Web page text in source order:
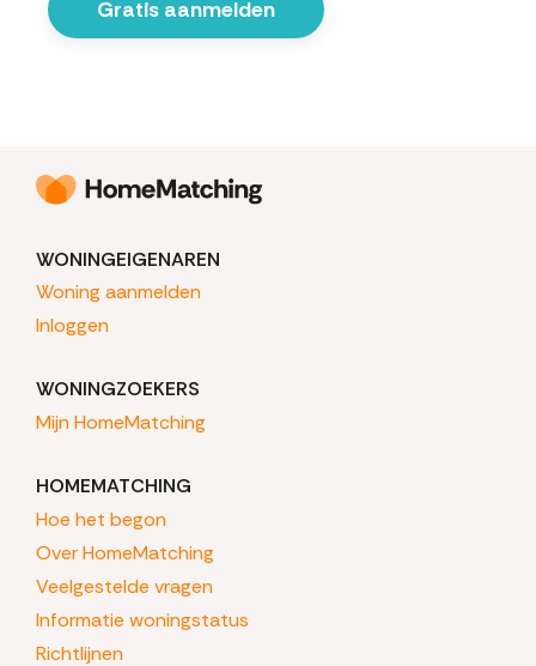
Gratis aanmelden
WONINGEIGENAREN
Woning aanmelden
Inloggen
WONINGZOEKERS
Mijn HomeMatching
HOMEMATCHING
Hoe het begon
Over HomeMatching
Veelgestelde vragen
Informatie woningstatus
Richtlijnen